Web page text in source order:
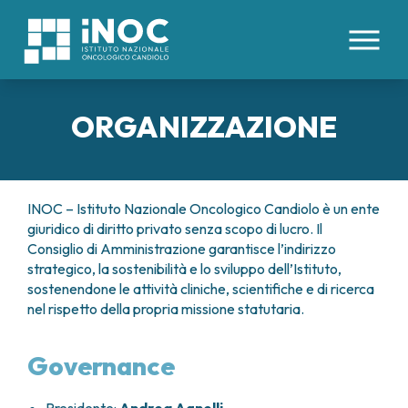
ATTREZZATURE E TECNOLOGIE
ORGANIZZAZIONE
DIREZIONE SANITARIA
COMITATO ETICO
BOARD UTENTI
ORGANI INTERNI
TUMORI COLON RETTO
TUMORE ESOFAGO
TUMORI FEGATO
TUMORI PANCREAS
TUMORE POLMONE
DIVISIONI
AREE MEDICHE
CENTRO TRAPIANTI DI CELLULE STAMINALI
EMOPOIETICHE E TERAPIE CELLULARI
IMMUNOTERAPIA ONCOLOGICA
MEDICINA INTERNA
ONCOLOGIA MEDICA
PROFESSIONISTI
PER I PAZIENTI
PRENOTAZIONI E REFERTI
ORGANIZZAZIONE
INOC – Istituto Nazionale Oncologico Candiolo è un ente
giuridico di diritto privato senza scopo di lucro. Il
Consiglio di Amministrazione garantisce l’indirizzo
strategico, la sostenibilità e lo sviluppo dell’Istituto,
sostenendone le attività cliniche, scientifiche e di ricerca
nel rispetto della propria missione statutaria.
Governance